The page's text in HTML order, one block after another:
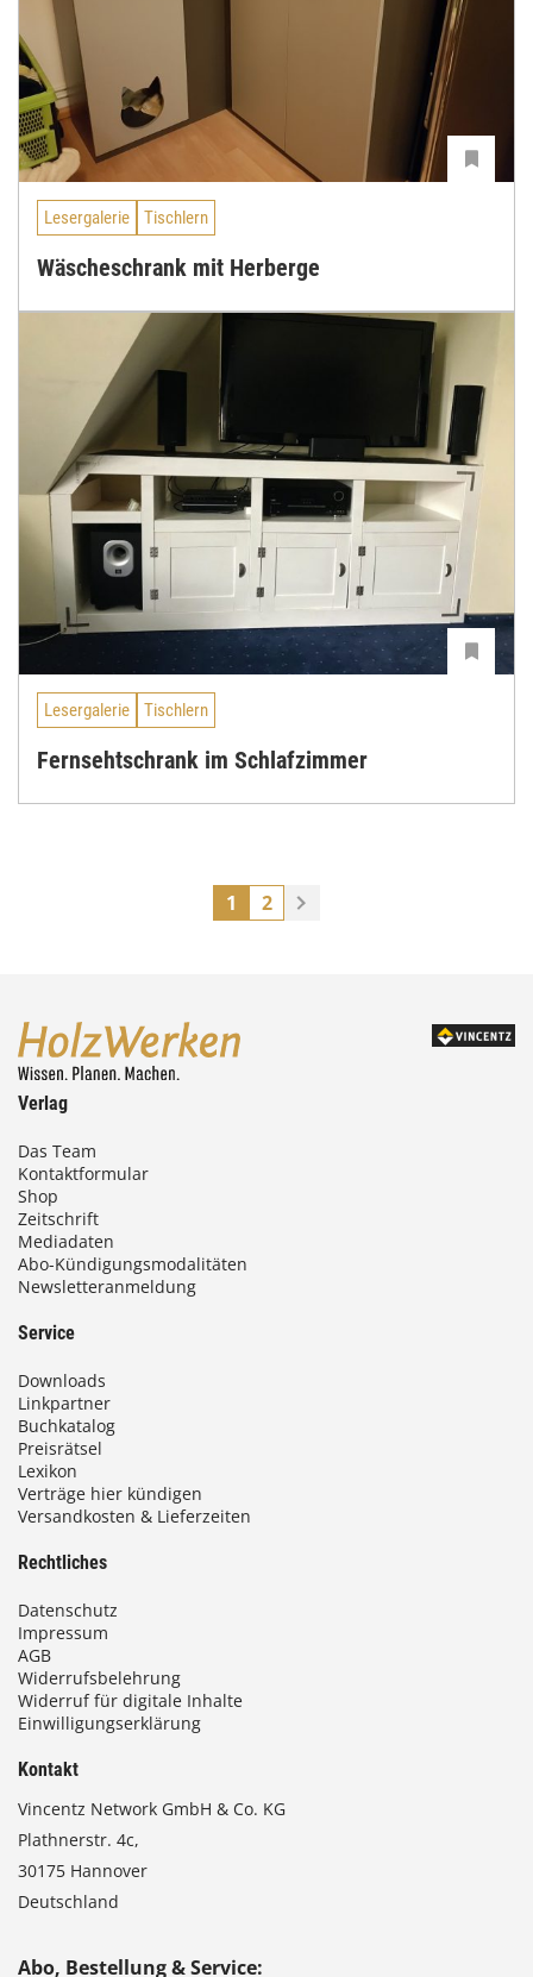
Lesergalerie Tischlern
Wäscheschrank mit Herberge
Lesergalerie Tischlern
Fernsehtschrank im Schlafzimmer
1 2
Verlag
Das Team
Kontaktformular
Shop
Zeitschrift
Mediadaten
Abo-Kündigungsmodalitäten
Newsletteranmeldung
Service
Downloads
Linkpartner
Buchkatalog
Preisrätsel
Lexikon
Verträge hier kündigen
Versandkosten & Lieferzeiten
Rechtliches
Datenschutz
Impressum
AGB
Widerrufsbelehrung
Widerruf für digitale Inhalte
Einwilligungserklärung
Kontakt
Vincentz Network GmbH & Co. KG
Plathnerstr. 4c,
30175 Hannover
Deutschland
Abo, Bestellung & Service: